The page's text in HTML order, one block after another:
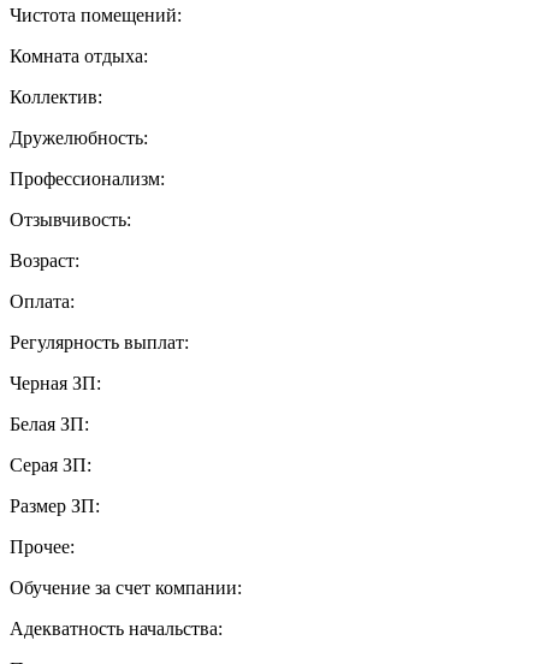
Чистота помещений:
Комната отдыха:
Коллектив:
Дружелюбность:
Профессионализм:
Отзывчивость:
Возраст:
Оплата:
Регулярность выплат:
Черная ЗП:
Белая ЗП:
Серая ЗП:
Размер ЗП:
Прочее:
Обучение за счет компании:
Адекватность начальства: